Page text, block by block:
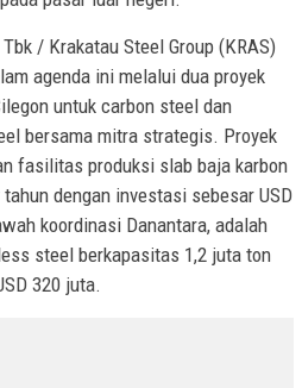
/ Krakatau Steel Group (KRAS)
agenda ini melalui dua proyek
untuk carbon steel dan
bersama mitra strategis. Proyek
fasilitas produksi slab baja karbon
dengan investasi sebesar USD
koordinasi Danantara, adalah
steel berkapasitas 1,2 juta ton
320 juta.